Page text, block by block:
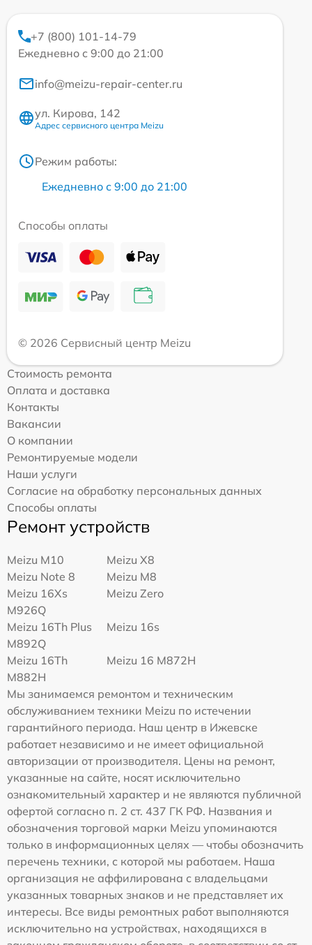
+7 (800) 101-14-79
Ежедневно с 9:00 до 21:00
info@meizu-repair-center.ru
ул. Кирова, 142
Адрес сервисного центра Meizu
Режим работы:
Ежедневно с 9:00 до 21:00
Способы оплаты
© 2026 Сервисный центр Meizu
Стоимость ремонта
Оплата и доставка
Контакты
Вакансии
О компании
Ремонтируемые модели
Наши услуги
Согласие на обработку персональных данных
Способы оплаты
Ремонт устройств
Meizu M10
Meizu X8
Meizu Note 8
Meizu M8
Meizu 16Xs
M926Q
Meizu Zero
Meizu 16Th Plus
M892Q
Meizu 16s
Meizu 16Th
M882H
Meizu 16 M872H
Мы занимаемся ремонтом и техническим
обслуживанием техники Meizu по истечении
гарантийного периода. Наш центр в Ижевске
работает независимо и не имеет официальной
авторизации от производителя. Цены на ремонт,
указанные на сайте, носят исключительно
ознакомительный характер и не являются публичной
офертой согласно п. 2 ст. 437 ГК РФ. Названия и
обозначения торговой марки Meizu упоминаются
только в информационных целях — чтобы обозначить
перечень техники, с которой мы работаем. Наша
организация не аффилирована с владельцами
указанных товарных знаков и не представляет их
интересы. Все виды ремонтных работ выполняются
исключительно на устройствах, находящихся в